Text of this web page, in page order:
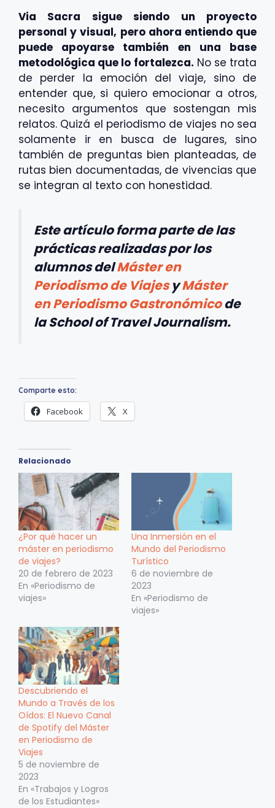
Via Sacra sigue siendo un proyecto
personal y visual, pero ahora entiendo que
puede apoyarse también en una base
metodológica que lo fortalezca. No se trata
de perder la emoción del viaje, sino de
entender que, si quiero emocionar a otros,
necesito argumentos que sostengan mis
relatos. Quizá el periodismo de viajes no sea
solamente ir en busca de lugares, sino
también de preguntas bien planteadas, de
rutas bien documentadas, de vivencias que
se integran al texto con honestidad.
Este artículo forma parte de las
prácticas realizadas por los
alumnos delMáster en
Periodismo de ViajesyMáster
en Periodismo Gastronómicode
la School of Travel Journalism.
Comparte esto:
Facebook X
Relacionado
¿Por qué hacer un
máster en periodismo
de viajes?
20 de febrero de 2023
En «Periodismo de
viajes»
Una Inmersión en el
Mundo del Periodismo
Turístico
6 de noviembre de
2023
En «Periodismo de
viajes»
Descubriendo el
Mundo a Través de los
Oídos: El Nuevo Canal
de Spotify del Máster
en Periodismo de
Viajes
5 de noviembre de
2023
En «Trabajos y Logros
de los Estudiantes»